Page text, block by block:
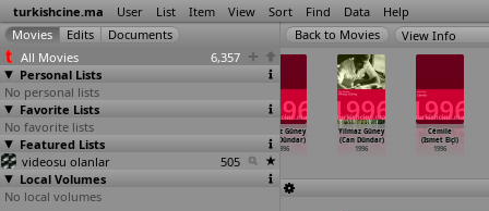
turkishcine.ma User List Item View Sort Find Data Help
All Movies
6,357
Personal Lists
No personal lists
Favorite Lists
No favorite lists
Featured Lists
videosu olanlar
505
Local Volumes
No local volumes
View Info
Yaban (Nihat
Durak)
1996
Yilmaz Güney
(Can Dündar)
1996
Yilmaz Güney
(Can Dündar)
1996
Cémile
(Ismet Elçi)
1996